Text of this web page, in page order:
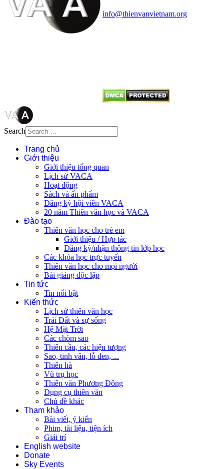
info@thienvanvietnam.org
Search
Trang chủ
Giới thiệu
Giới thiệu tổng quan
Lịch sử VACA
Hoạt động
Sách và ấn phẩm
Đăng ký hội viên VACA
20 năm Thiên văn học và VACA
Đào tạo
Thiên văn học cho trẻ em
Giới thiệu / Hợp tác
Đăng ký/nhận thông tin lớp học
Các khóa học trực tuyến
Thiên văn học cho mọi người
Bài giảng độc lập
Tin tức
Tin nổi bật
Kiến thức
Lịch sử thiên văn học
Trái Đất và sự sống
Hệ Mặt Trời
Các chòm sao
Thiên cầu, các hiện tượng
Sao, tinh vân, lỗ đen, ...
Thiên hà
Vũ trụ học
Thiên văn Phương Đông
Dụng cụ thiên văn
Chủ đề khác
Tham khảo
Bài viết, ý kiến
Phim, tài liệu, tiện ích
Giải trí
English website
Donate
Sky Events